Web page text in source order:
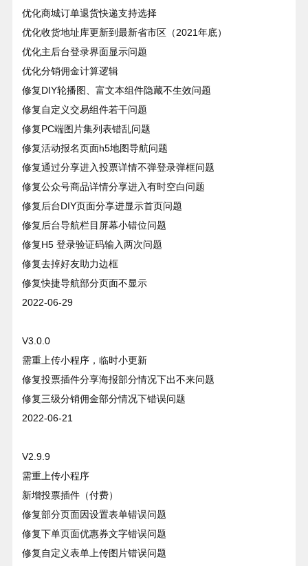
优化商城订单退货快递支持选择
优化收货地址库更新到最新省市区（2021年底）
优化主后台登录界面显示问题
优化分销佣金计算逻辑
修复DIY轮播图、富文本组件隐藏不生效问题
修复自定义交易组件若干问题
修复PC端图片集列表错乱问题
修复活动报名页面h5地图导航问题
修复通过分享进入投票详情不弹登录弹框问题
修复公众号商品详情分享进入有时空白问题
修复后台DIY页面分享进显示首页问题
修复后台导航栏目屏幕小错位问题
修复H5 登录验证码输入两次问题
修复去掉好友助力边框
修复快捷导航部分页面不显示
2022-06-29
V3.0.0
需重上传小程序，临时小更新
修复投票插件分享海报部分情况下出不来问题
修复三级分销佣金部分情况下错误问题
2022-06-21
V2.9.9
需重上传小程序
新增投票插件（付费）
修复部分页面因设置表单错误问题
修复下单页面优惠券文字错误问题
修复自定义表单上传图片错误问题